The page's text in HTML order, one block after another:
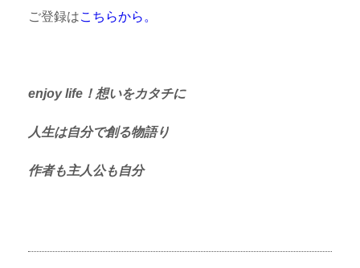
ご登録はこちらから。
enjoy life！想いをカタチに
人生は自分で創る物語り
作者も主人公も自分